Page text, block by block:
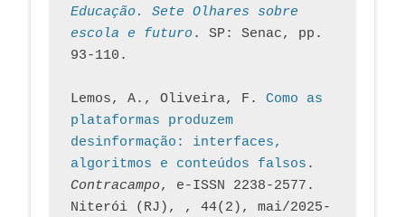
Educação. Sete Olhares sobre
escola e futuro. SP: Senac, pp.
93-110.
Lemos, A., Oliveira, F. Como as
plataformas produzem
desinformação: interfaces,
algoritmos e conteúdos falsos
Contracampo, e-ISSN 2238-2577.
Niterói (RJ), , 44(2), mai/2025-